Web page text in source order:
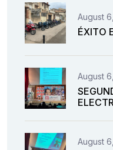
August
ÉXITO
August
August